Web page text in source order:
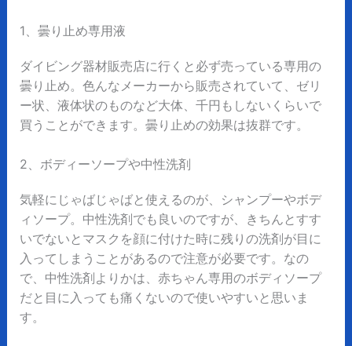
1、曇り止め専用液
ダイビング器材販売店に行くと必ず売っている専用の
曇り止め。色んなメーカーから販売されていて、ゼリ
ー状、液体状のものなど大体、千円もしないくらいで
買うことができます。曇り止めの効果は抜群です。
2、ボディーソープや中性洗剤
気軽にじゃばじゃばと使えるのが、シャンプーやボデ
ィソープ。中性洗剤でも良いのですが、きちんとすす
いでないとマスクを顔に付けた時に残りの洗剤が目に
入ってしまうことがあるので注意が必要です。なの
で、中性洗剤よりかは、赤ちゃん専用のボディソープ
だと目に入っても痛くないので使いやすいと思いま
す。